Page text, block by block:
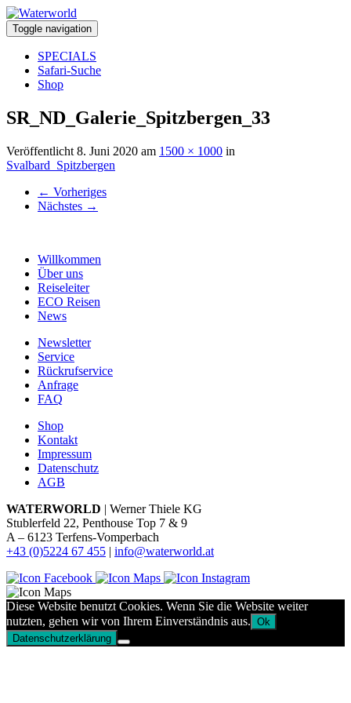
Toggle navigation
SPECIALS
Safari-Suche
Shop
SR_ND_Galerie_Spitzbergen_33
Veröffentlicht 8. Juni 2020 am 1500 × 1000 in
Svalbard_Spitzbergen
← Vorheriges
Nächstes →
Willkommen
Über uns
Reiseleiter
ECO Reisen
News
Newsletter
Service
Rückrufservice
Anfrage
FAQ
Shop
Kontakt
Impressum
Datenschutz
AGB
WATERWORLD | Werner Thiele KG
Stublerfeld 22, Penthouse Top 7 & 9
A – 6123 Terfens-Vomperbach
+43 (0)5224 67 455 | info@waterworld.at
Diese Website benutzt Cookies. Wenn Sie die Website weiter
nutzten, gehen wir von Ihrem Einverständnis aus. Ok
Datenschutzerklärung